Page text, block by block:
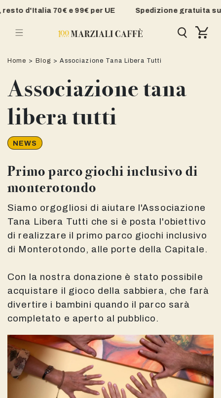
Vai
ai contenuti
d'Italia 70€ e 99€ per UE Spedizione gratuita su
Carrello
Home > Blog > Associazione Tana Libera Tutti
Associazione tana
libera tutti
NEWS
Primo parco giochi inclusivo di
monterotondo
Siamo orgogliosi di aiutare l'Associazione
Tana Libera Tutti che si è posta l'obiettivo
di realizzare il primo parco giochi inclusivo
di Monterotondo, alle porte della Capitale.
Con la nostra donazione è stato possibile
acquistare il gioco della sabbiera, che farà
divertire i bambini quando il parco sarà
completato e aperto al pubblico.